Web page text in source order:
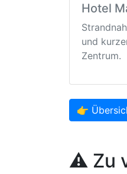
Hotel
und
Zentrum.
👉
⚠️ Zu